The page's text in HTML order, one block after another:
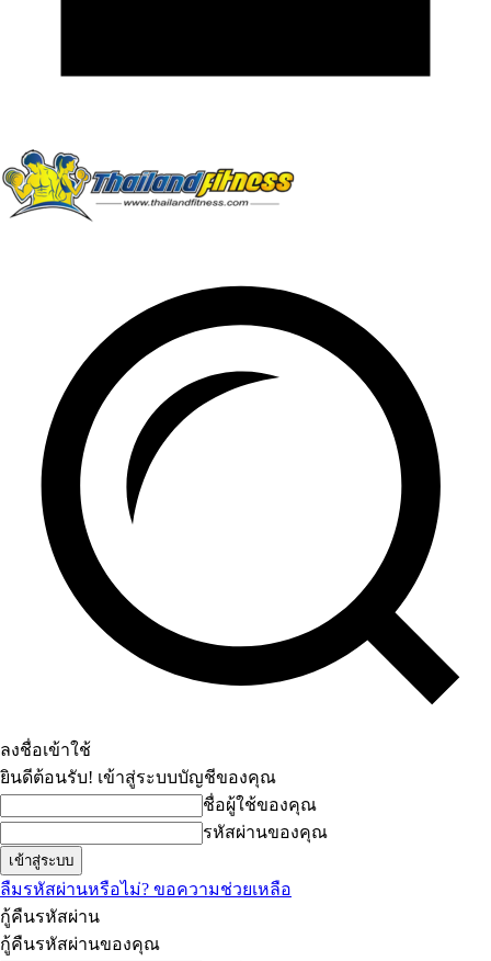
ลงชื่อเข้าใช้
ยินดีต้อนรับ! เข้าสู่ระบบบัญชีของคุณ
ชื่อผู้ใช้ของคุณ
รหัสผ่านของคุณ
ลืมรหัสผ่านหรือไม่? ขอความช่วยเหลือ
กู้คืนรหัสผ่าน
กู้คืนรหัสผ่านของคุณ